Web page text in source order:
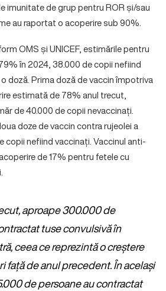
imunitate de grup pentru ROR și/sau
au raportat o acoperire sub 90%.
OMS și UNICEF, estimările pentru
în 2024, 38.000 de copii nefiind
doză. Prima doză de vaccin împotriva
estimată de 78% anul trecut,
de 40.000 de copii nevaccinați.
doze de vaccin contra rujeolei a
copii nefiind vaccinați. Vaccinul anti-
de 17% pentru fetele cu
aproape 300.000 de
tuse convulsivă în
ceea ce reprezintă o creștere
față de anul precedent. În același
de persoane au contractat